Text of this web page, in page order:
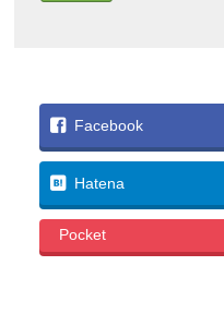
Facebook
Hatena
Pocket